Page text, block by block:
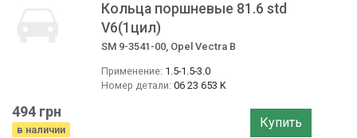
Кольца поршневые 81.6 std
V6(1цил)
SM 9-3541-00, Opel Vectra B
Применение: 1.5-1.5-3.0
Номер детали: 06 23 653 K
494 грн
в наличии Купить